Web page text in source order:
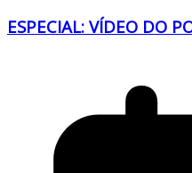
ESPECIAL: VÍDEO DO